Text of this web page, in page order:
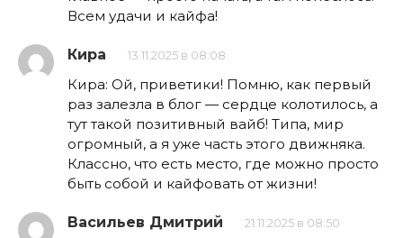
Всем удачи и кайфа!
Кира 13.11.2025 в 08:08
Кира: Ой, приветики! Помню, как первый
раз залезла в блог — сердце колотилось, а
тут такой позитивный вайб! Типа, мир
огромный, а я уже часть этого движняка.
Классно, что есть место, где можно просто
быть собой и кайфовать от жизни!
Васильев Дмитрий 21.11.2025 в 08:50